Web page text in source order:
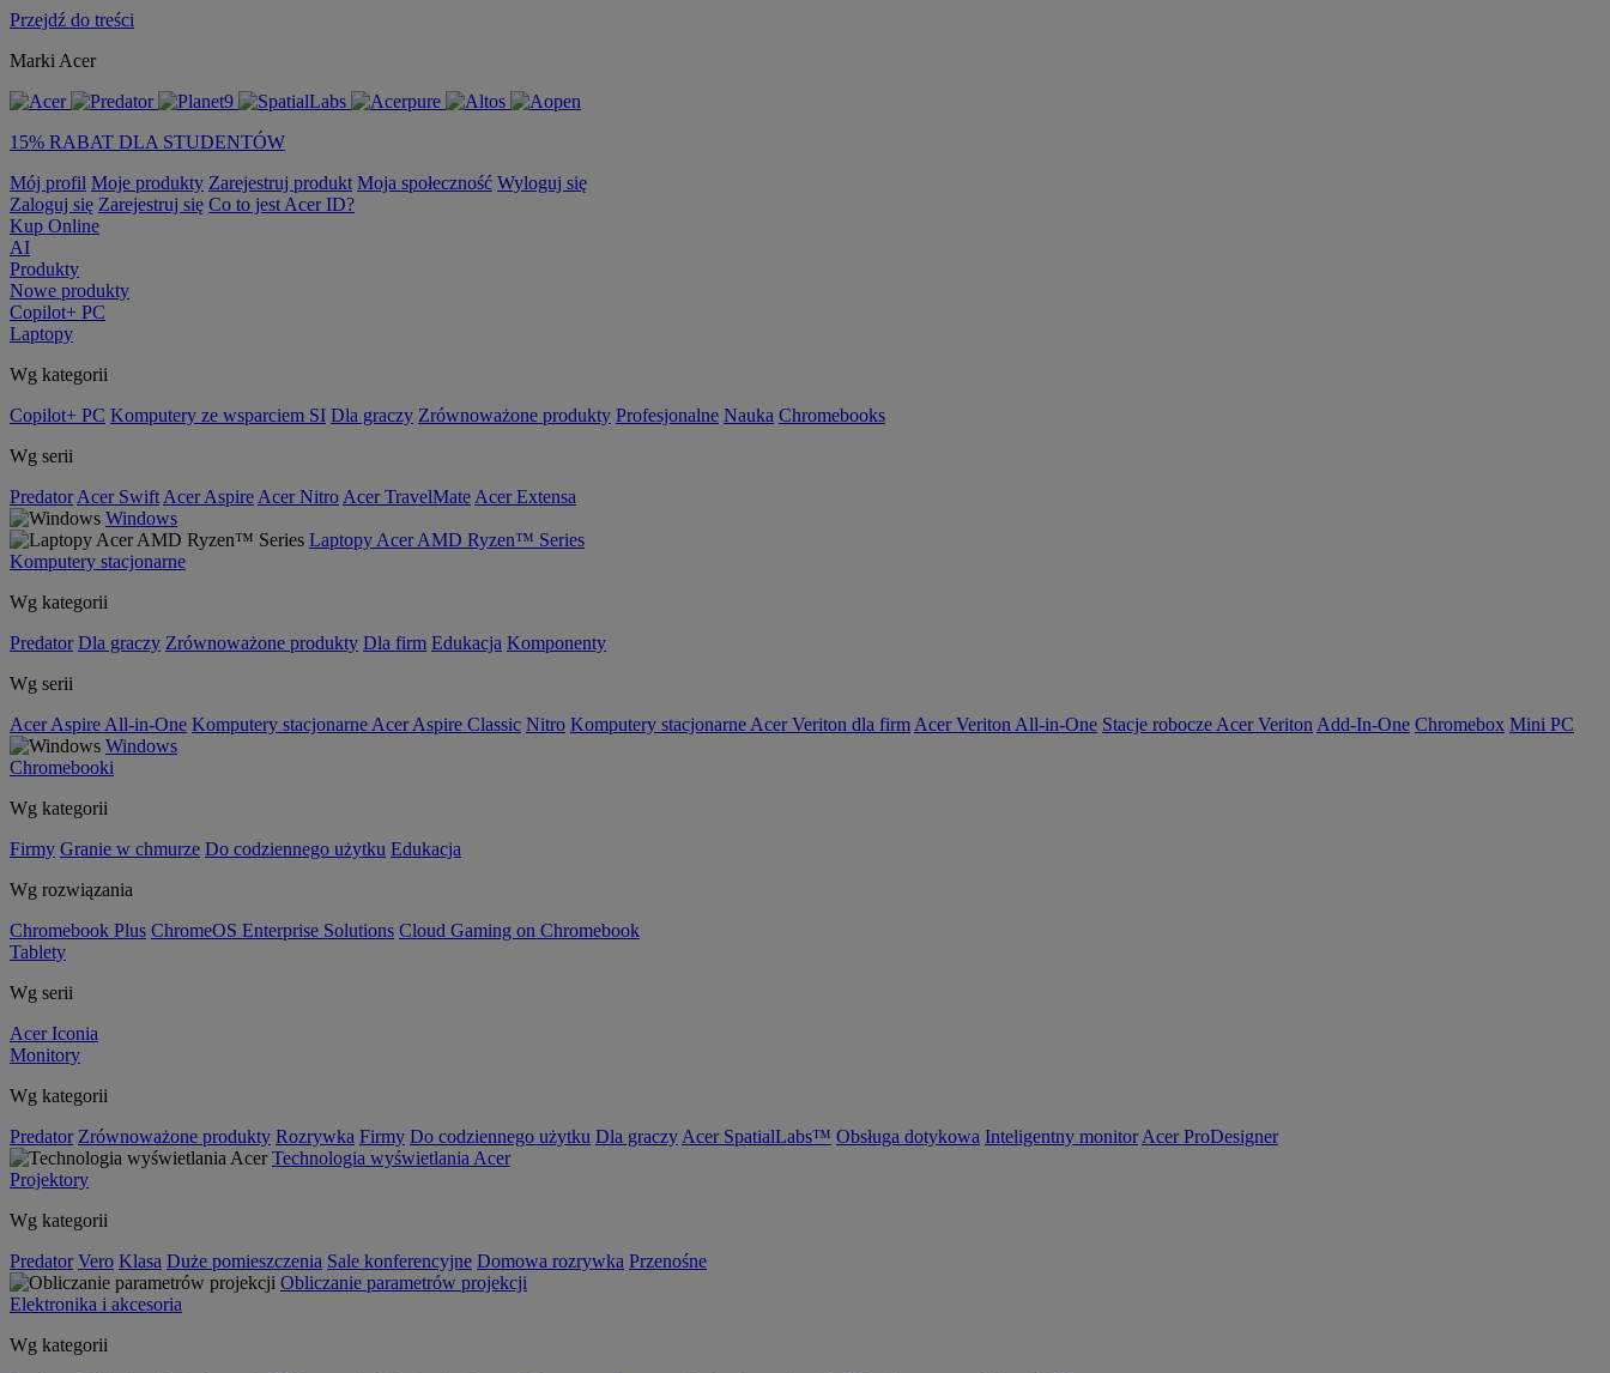
Przejdź do treści
Marki Acer
15% RABAT DLA STUDENTÓW
Mój profil Moje produkty Zarejestruj produkt Moja społeczność Wyloguj się
Zaloguj się Zarejestruj się Co to jest Acer ID?
Kup Online
AI
Produkty
Nowe produkty
Copilot+ PC
Laptopy
Wg kategorii
Copilot+ PC Komputery ze wsparciem SI Dla graczy Zrównoważone produkty Profesjonalne Nauka Chromebooks
Wg serii
Predator Acer Swift Acer Aspire Acer Nitro Acer TravelMate Acer Extensa
Windows
Laptopy Acer AMD Ryzen™ Series
Komputery stacjonarne
Wg kategorii
Predator Dla graczy Zrównoważone produkty Dla firm Edukacja Komponenty
Wg serii
Acer Aspire All-in-One Komputery stacjonarne Acer Aspire Classic Nitro Komputery stacjonarne Acer Veriton dla firm Acer Veriton All-in-One Stacje robocze Acer Veriton Add-In-One Chromebox Mini PC
Windows
Chromebooki
Wg kategorii
Firmy Granie w chmurze Do codziennego użytku Edukacja
Wg rozwiązania
Chromebook Plus ChromeOS Enterprise Solutions Cloud Gaming on Chromebook
Tablety
Wg serii
Acer Iconia
Monitory
Wg kategorii
Predator Zrównoważone produkty Rozrywka Firmy Do codziennego użytku Dla graczy Acer SpatialLabs™ Obsługa dotykowa Inteligentny monitor Acer ProDesigner
Technologia wyświetlania Acer
Projektory
Wg kategorii
Predator Vero Klasa Duże pomieszczenia Sale konferencyjne Domowa rozrywka Przenośne
Obliczanie parametrów projekcji
Elektronika i akcesoria
Wg kategorii